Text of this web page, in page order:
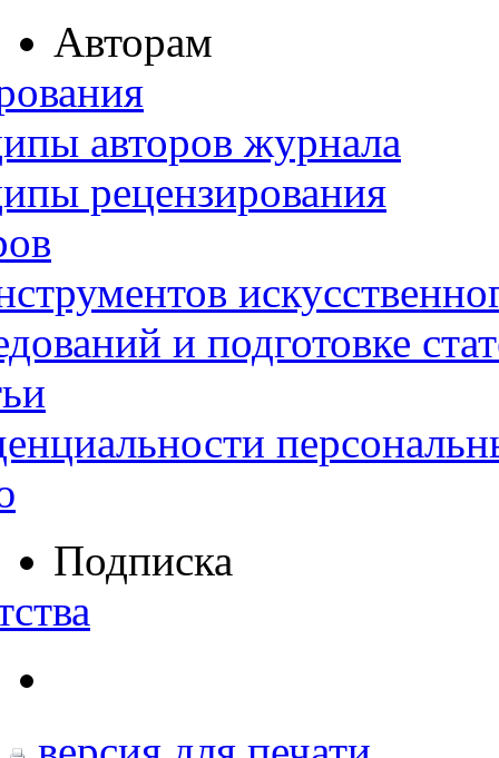
Авторам
авторов журнала
рецензирования
и подготовке
Подписка